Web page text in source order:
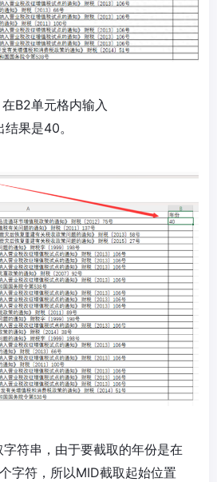
B2单元格内输入
果是40。
符串，由于要截取的年份是在
字符，所以MID截取起始位置